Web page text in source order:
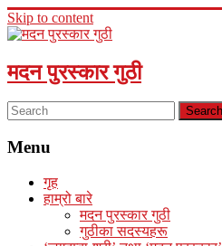
Skip to content
मदन पुरस्कार गुठी
Menu
गृह
हाम्रो बारे
मदन पुरस्कार गुठी
गुठीका सदस्यहरू